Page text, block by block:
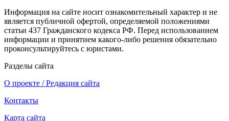
Информация на сайте носит ознакомительный характер и не
является публичной офертой, определяемой положениями
статьи 437 Гражданского кодекса РФ. Перед использованием
информации и принятием какого-либо решения обязательно
проконсультируйтесь с юристами.
Разделы сайта
О проекте / Редакция сайта
Контакты
Карта сайта